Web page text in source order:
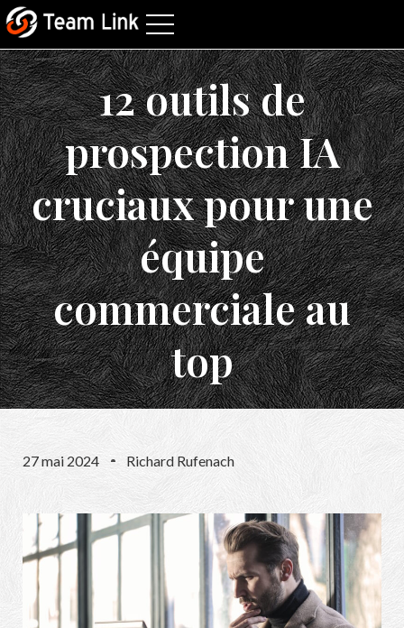
12 outils de
prospection IA
cruciaux pour une
équipe
commerciale au
top
27 mai 2024 Richard Rufenach